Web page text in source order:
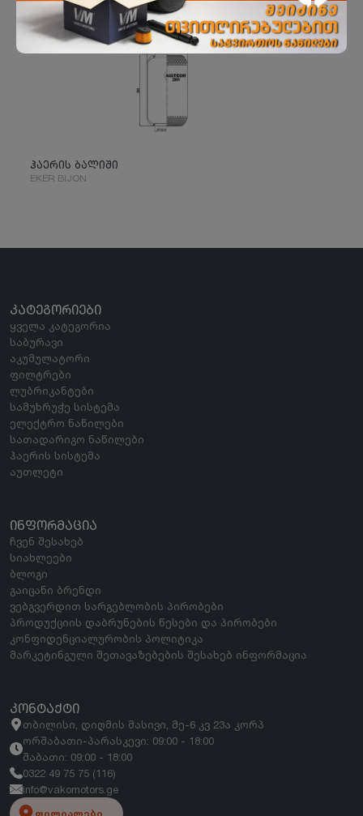
ჰაერის ბალიში
EKER BIJON
ᲙᲐᲢᲔᲒᲝᲠᲘᲔᲑᲘ
ყველა კატეგორია
საბურავი
აკუმულატორი
ფილტრები
ლუბრიკანტები
სამუხრუჭე სისტემა
ელექტრო ნაწილები
სათადარიგო ნაწილები
ჰაერის სისტემა
აუთლეტი
ᲘᲜᲤᲝᲠᲛᲐᲪᲘᲐ
ჩვენ შესახებ
სიახლეები
ბლოგი
გაიცანი ბრენდი
ვებგვერდით სარგებლობის პირობები
პროდუქციის დაბრუნების წესები და პირობები
კონფიდენციალურობის პოლიტიკა
მარკეტინგული შეთავაზებების შესახებ ინფორმაცია
ᲙᲝᲜᲢᲐᲥᲢᲘ
თბილისი, დიღმის მასივი, მე-6 კვ 23ა კორპ
ორშაბათი-პარასკევი: 09:00 - 18:00
შაბათი: 09:00 - 18:00
0322 49 75 75 (116)
info@vakomotors.ge
ფილიალები